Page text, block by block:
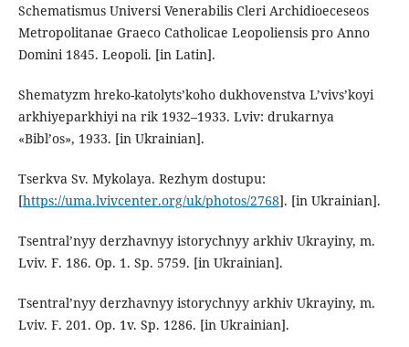
Schematismus Universi Venerabilis Cleri Archidioeceseos
Metropolitanae Graeco Catholicae Leopoliensis pro Anno
Domini 1845. Leopoli. [in Latin].
Shematyzm hreko-katolyts’koho dukhovenstva L’vivs’koyi
arkhiyeparkhiyi na rik 1932–1933. Lviv: drukarnya
«Bibl’os», 1933. [in Ukrainian].
Tserkva Sv. Mykolaya. Rezhym dostupu:
[https://uma.lvivcenter.org/uk/photos/2768]. [in Ukrainian].
Tsentral’nyy derzhavnyy istorychnyy arkhiv Ukrayiny, m.
Lviv. F. 186. Op. 1. Sp. 5759. [in Ukrainian].
Tsentral’nyy derzhavnyy istorychnyy arkhiv Ukrayiny, m.
Lviv. F. 201. Op. 1v. Sp. 1286. [in Ukrainian].